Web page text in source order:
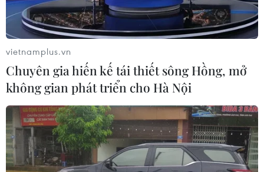
song phương giữa hai nước Việt Nam
và Thái Lan
06/08/2026 06:24
Đồng USD trước bước ngoặt do đồng
yen mạnh lên và số liệu việc làm Mỹ
06/08/2026 05:14
vietnamplus.vn
Chuyên gia hiến kế tái thiết sông Hồng, mở
không gian phát triển cho Hà Nội